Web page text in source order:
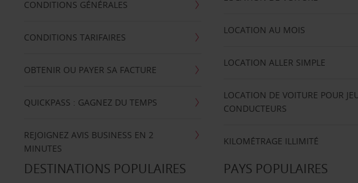
CONDITIONS GÉNÉRALES
CONDITIONS TARIFAIRES
OBTENIR OU PAYER SA FACTURE
QUICKPASS : GAGNEZ DU TEMPS
REJOIGNEZ AVIS BUSINESS EN 2
MINUTES
LOCATION AU MOIS
LOCATION ALLER SIMPLE
LOCATION DE VOITURE POUR
CONDUCTEURS
KILOMÉTRAGE ILLIMITÉ
DESTINATIONS POPULAIRES PAYS POPULAIRES